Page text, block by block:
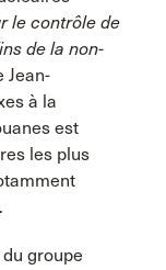
le contrôle de
de la non-
Jean-
à la
est
les plus
.
groupe